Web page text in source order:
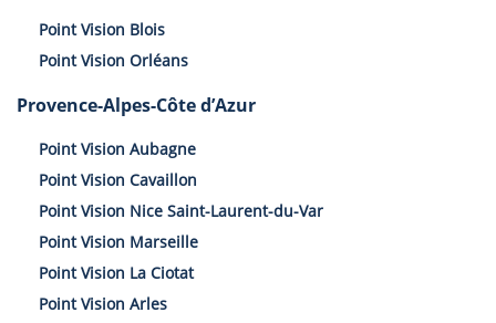
Point Vision Blois
Point Vision Orléans
Provence-Alpes-Côte d’Azur
Point Vision Aubagne
Point Vision Cavaillon
Point Vision Nice Saint-Laurent-du-Var
Point Vision Marseille
Point Vision La Ciotat
Point Vision Arles